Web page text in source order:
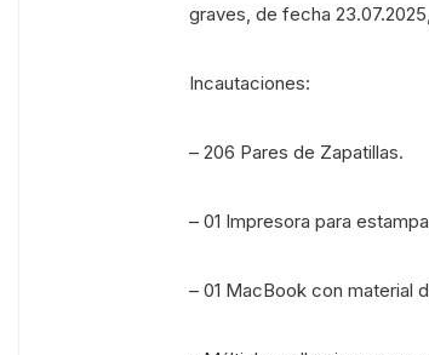
graves, de fecha
Incautaciones:
– 206 Pares de Zapatillas.
– 01 Impresora para
– 01 MacBook con material